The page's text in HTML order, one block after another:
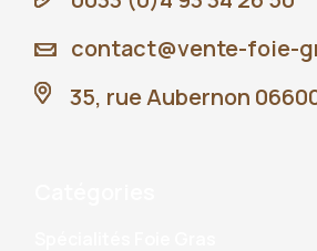
contact@vente-foie-
35, rue Aubernon